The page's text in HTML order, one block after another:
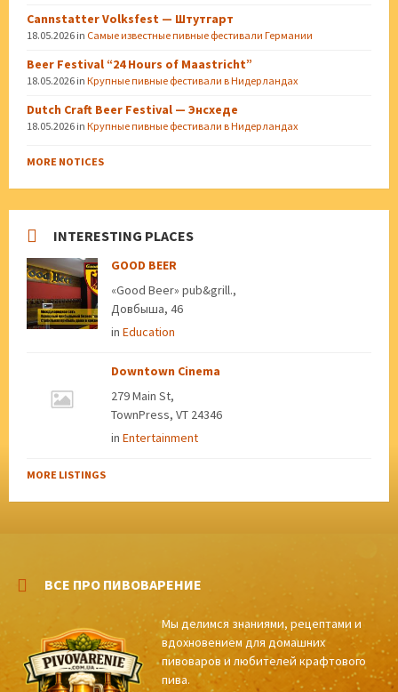
Cannstatter Volksfest — Штутгарт
18.05.2026 in Самые известные пивные фестивали Германии
Beer Festival “24 Hours of Maastricht”
18.05.2026 in Крупные пивные фестивали в Нидерландах
Dutch Craft Beer Festival — Энсхеде
18.05.2026 in Крупные пивные фестивали в Нидерландах
MORE NOTICES
INTERESTING PLACES
GOOD BEER
«Good Beer» pub&grill.,
Довбыша, 46
in Education
Downtown Cinema
279 Main St,
TownPress, VT 24346
in Entertainment
MORE LISTINGS
ВСЕ ПРО ПИВОВАРЕНИЕ
Мы делимся знаниями, рецептами и
вдохновением для домашних
пивоваров и любителей крафтового
пива.